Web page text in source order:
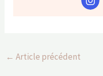
← Article précédent